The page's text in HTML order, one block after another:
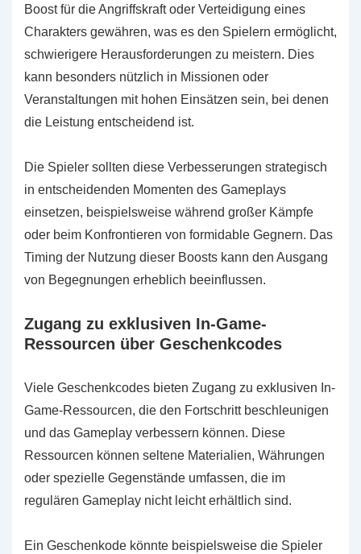
Boost für die Angriffskraft oder Verteidigung eines
Charakters gewähren, was es den Spielern ermöglicht,
schwierigere Herausforderungen zu meistern. Dies
kann besonders nützlich in Missionen oder
Veranstaltungen mit hohen Einsätzen sein, bei denen
die Leistung entscheidend ist.
Die Spieler sollten diese Verbesserungen strategisch
in entscheidenden Momenten des Gameplays
einsetzen, beispielsweise während großer Kämpfe
oder beim Konfrontieren von formidable Gegnern. Das
Timing der Nutzung dieser Boosts kann den Ausgang
von Begegnungen erheblich beeinflussen.
Zugang zu exklusiven In-Game-
Ressourcen über Geschenkcodes
Viele Geschenkcodes bieten Zugang zu exklusiven In-
Game-Ressourcen, die den Fortschritt beschleunigen
und das Gameplay verbessern können. Diese
Ressourcen können seltene Materialien, Währungen
oder spezielle Gegenstände umfassen, die im
regulären Gameplay nicht leicht erhältlich sind.
Ein Geschenkode könnte beispielsweise die Spieler